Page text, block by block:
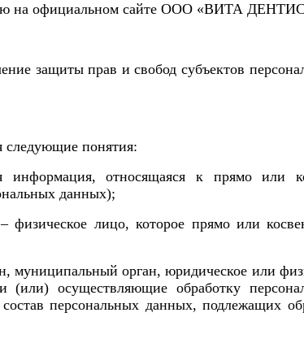
на официальном сайте ООО «ВИТА
защиты прав и свобод субъектов
следующие понятия:
относящаяся к прямо или
данных);
– физическое лицо, которое прямо или
муниципальный орган, юридическое или
(или) осуществляющие обработку
персональных данных, подлежащих